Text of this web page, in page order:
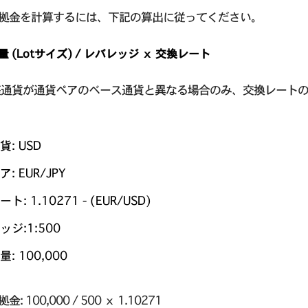
金を計算するには、下記の算出に従ってください。
(Lotサイズ) / レバレッジ ｘ 交換レート
貨が通貨ペアのベース通貨と異なる場合のみ、交換レートの
: USD
: EUR/JPY
ト: 1.10271 - (EUR/USD)
ジ:1:500
: 100,000
金: 100,000 / 500 ｘ 1.10271